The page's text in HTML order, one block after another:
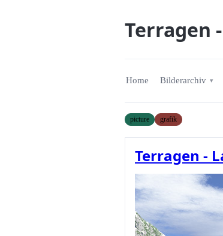
Terragen
Home Bilderarchiv
picture grafik
Terragen -